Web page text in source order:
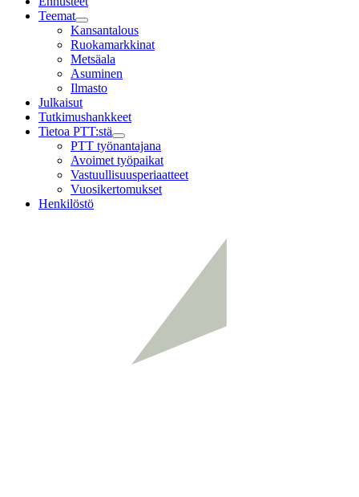
Teemat
Child
menu
Kansantalous
Ruokamarkkinat
Metsäala
Asuminen
Ilmasto
Julkaisut
Tutkimushankkeet
Tietoa PTT:stä
Child
menu
PTT työnantajana
Avoimet työpaikat
Vastuullisuusperiaatteet
Vuosikertomukset
Henkilöstö